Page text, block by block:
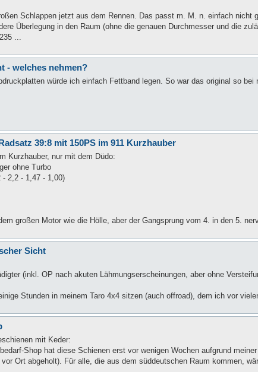
Schlappen jetzt aus dem Rennen. Das passt m. M. n. einfach nicht
Überlegung in den Raum (ohne die genauen Durchmesser und die
...
- welches nehmen?
würde ich einfach Fettband legen. So war das original so bei
39:8 mit 150PS im 911 Kurzhauber
Kurzhauber, nur mit dem Düdo:
ohne Turbo
- 2,2 - 1,47 - 1,00)
großen Motor wie die Hölle, aber der Gangsprung vom 4. in den 5.
Sicht
(inkl. OP nach akuten Lähmungserscheinungen, aber ohne
Stunden in meinem Taro 4x4 sitzen (auch offroad), dem ich vor
mit Keder:
Shop hat diese Schienen erst vor wenigen Wochen aufgrund
Ort abgeholt). Für alle, die aus dem süddeutschen Raum kommen,